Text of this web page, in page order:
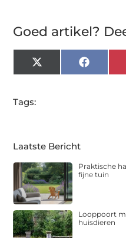
Goed artikel?
X
(Twitter)
Tags:
Laatste Bericht
Praktische
fijne tuin
Looppoort
huisdieren